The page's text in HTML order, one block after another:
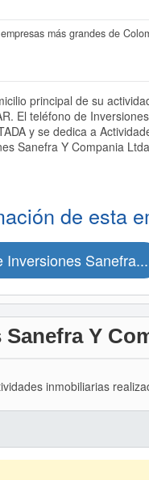
más grandes de
principal de su
El teléfono de
y se dedica a
Sanefra Y Compania
de esta
Inversiones Sanefra...
Y
inmobiliarias